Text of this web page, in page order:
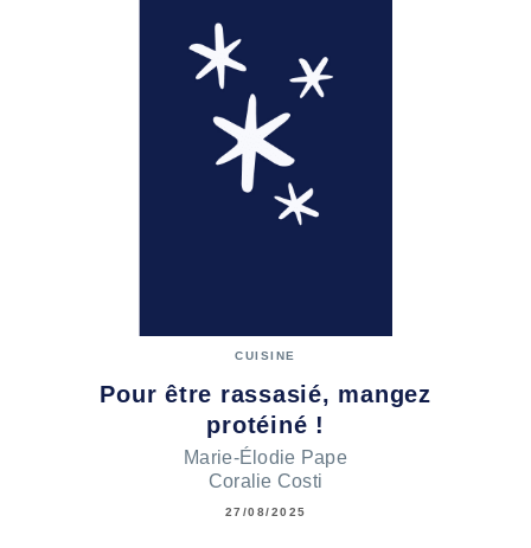
CUISINE
Pour être rassasié, mangez
protéiné !
Marie-Élodie Pape
Coralie Costi
27/08/2025